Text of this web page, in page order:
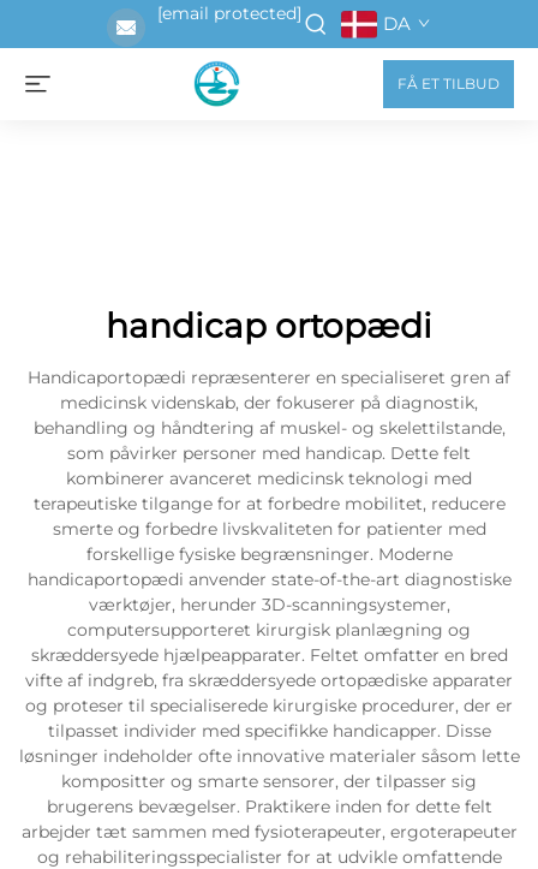
[email protected] DA
FÅ ET TILBUD
handicap ortopædi
Handicaportopædi repræsenterer en specialiseret gren af
medicinsk videnskab, der fokuserer på diagnostik,
behandling og håndtering af muskel- og skelettilstande,
som påvirker personer med handicap. Dette felt
kombinerer avanceret medicinsk teknologi med
terapeutiske tilgange for at forbedre mobilitet, reducere
smerte og forbedre livskvaliteten for patienter med
forskellige fysiske begrænsninger. Moderne
handicaportopædi anvender state-of-the-art diagnostiske
værktøjer, herunder 3D-scanningsystemer,
computersupporteret kirurgisk planlægning og
skræddersyede hjælpeapparater. Feltet omfatter en bred
vifte af indgreb, fra skræddersyede ortopædiske apparater
og proteser til specialiserede kirurgiske procedurer, der er
tilpasset individer med specifikke handicapper. Disse
løsninger indeholder ofte innovative materialer såsom lette
kompositter og smarte sensorer, der tilpasser sig
brugerens bevægelser. Praktikere inden for dette felt
arbejder tæt sammen med fysioterapeuter, ergoterapeuter
og rehabiliteringsspecialister for at udvikle omfattende